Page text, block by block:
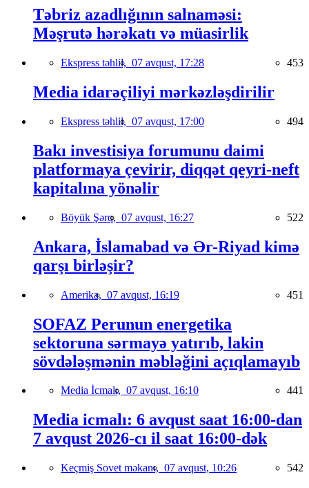
Təbriz azadlığının salnaməsi:
Məşrutə hərəkatı və müasirlik
Ekspress təhlil, 07 avqust, 17:28 453
Media idarəçiliyi mərkəzləşdirilir
Ekspress təhlil, 07 avqust, 17:00 494
Bakı investisiya forumunu daimi
platformaya çevirir, diqqət qeyri-neft
kapitalına yönəlir
Böyük Şərq, 07 avqust, 16:27 522
Ankara, İslamabad və Ər-Riyad kimə
qarşı birləşir?
Amerika, 07 avqust, 16:19 451
SOFAZ Perunun energetika
sektoruna sərmayə yatırıb, lakin
sövdələşmənin məbləğini açıqlamayıb
Media İcmalı, 07 avqust, 16:10 441
Media icmalı: 6 avqust saat 16:00-dan
7 avqust 2026-cı il saat 16:00-dək
Keçmiş Sovet məkanı, 07 avqust, 10:26 542